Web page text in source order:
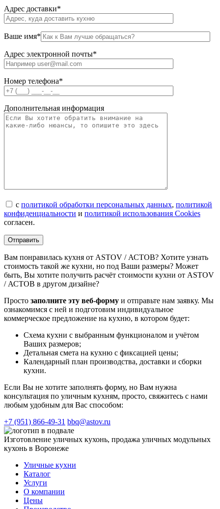
Адрес доставки*
Ваше имя*
Адрес электронной почты*
Номер телефона*
Дополнительная информация
с политикой обработки персональных данных, политикой
конфиденциальности и политикой использования Cookies
согласен.
Вам понравилась кухня от ASTOV / АСТОВ? Хотите узнать
стоимость такой же кухни, но под Ваши размеры? Может
быть, Вы хотите получить расчёт стоимости кухни от ASTOV
/ АСТОВ в другом дизайне?
Просто заполните эту веб-форму и отправьте нам заявку. Мы
ознакомимся с ней и подготовим индивидуальное
коммерческое предложение на кухню, в котором будет:
Схема кухни с выбранным функционалом и учётом
Ваших размеров;
Детальная смета на кухню с фиксацией цены;
Календарный план производства, доставки и сборки
кухни.
Если Вы не хотите заполнять форму, но Вам нужна
консультация по уличным кухням, просто, свяжитесь с нами
любым удобным для Вас способом:
+7 (951) 866-49-31 bbq@astov.ru
Изготовление уличных кухонь, продажа уличных модульных
кухонь в Воронеже
Уличные кухни
Каталог
Услуги
О компании
Цены